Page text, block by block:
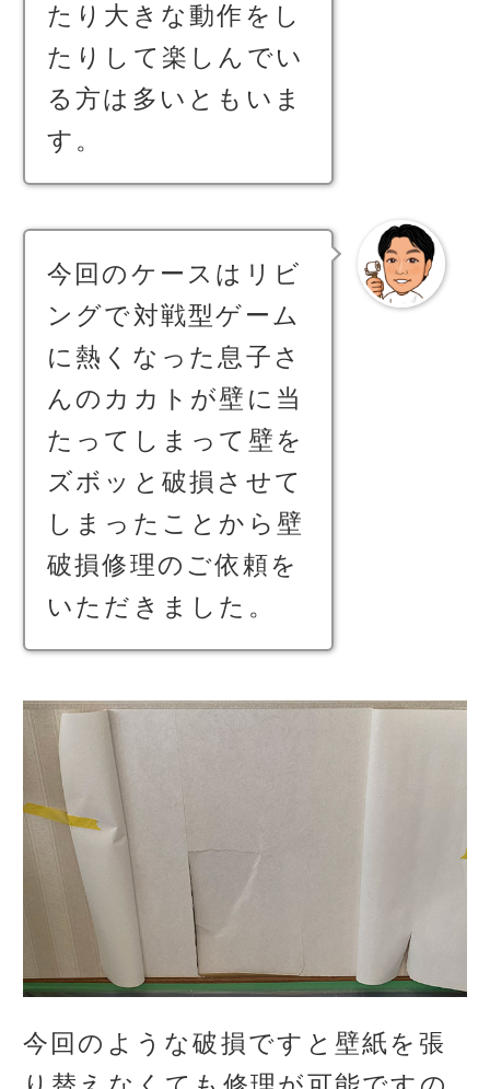
たり大きな動作をし
たりして楽しんでい
る方は多いともいま
す。
今回のケースはリビ
ングで対戦型ゲーム
に熱くなった息子さ
んのカカトが壁に当
たってしまって壁を
ズボッと破損させて
しまったことから壁
破損修理のご依頼を
いただきました。
今回のような破損ですと壁紙を張